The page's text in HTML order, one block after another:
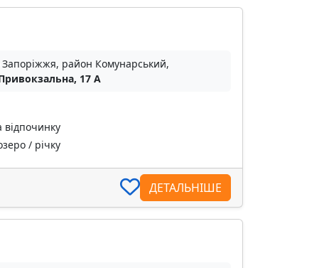
Запоріжжя, район Комунарський,
17 А
відпочинку
/ річку
ДЕТАЛЬНІШЕ